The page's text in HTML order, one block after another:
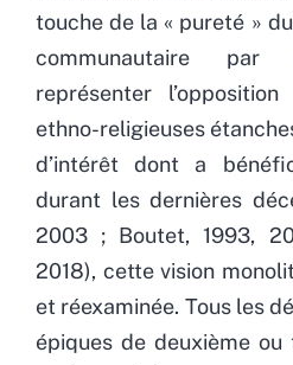
touche de la « pureté »
communautaire par
représenter
ethno-religieuses
d’intérêt dont a
durant les dernières
2003 ; Boutet, 1993,
2018), cette vision
et réexaminée. Tous les
épiques de deuxième